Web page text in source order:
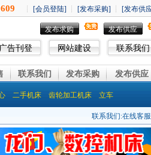
发布供应
发布求购
告刊登 网站建设 联系我们
联系我们 发布采购 发布供应
二手机床 齿轮加工机床 立车
联系我们:在线客服